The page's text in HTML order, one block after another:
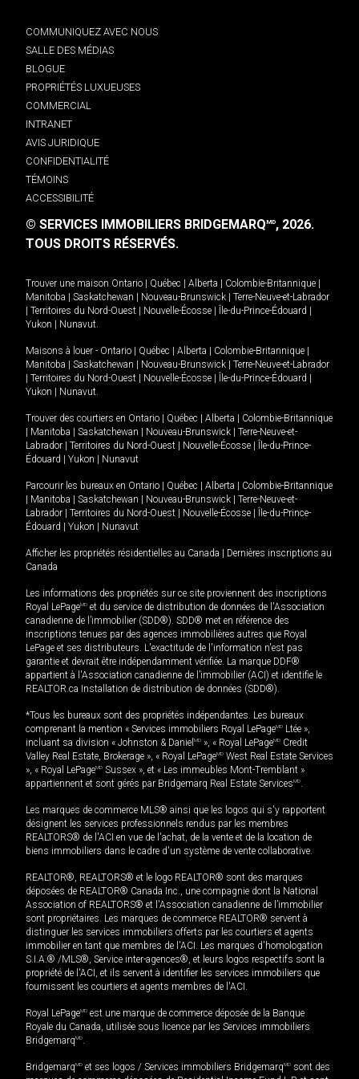
COMMUNIQUEZ AVEC NOUS
SALLE DES MÉDIAS
BLOGUE
PROPRIÉTÉS LUXUEUSES
COMMERCIAL
INTRANET
AVIS JURIDIQUE
CONFIDENTIALITÉ
TÉMOINS
ACCESSIBILITÉ
© SERVICES IMMOBILIERS BRIDGEMARQMD, 2026.
TOUS DROITS RÉSERVÉS.
Trouver une maison Ontario Québec Alberta Colombie-Britannique
Manitoba
Saskatchewan Nouveau-Brunswick
Terre-Neuve-et-Labrador
Territoires du Nord-Ouest Nouvelle-Écosse Île-du-Prince-Édouard
Yukon
Nunavut.
Maisons à louer - Ontario Québec Alberta Colombie-Britannique
Manitoba
Saskatchewan Nouveau-Brunswick
Terre-Neuve-et-Labrador
Territoires du Nord-Ouest Nouvelle-Écosse Île-du-Prince-Édouard
Yukon
Nunavut.
Trouver des courtiers en Ontario Québec Alberta
Colombie-Britannique
Manitoba Saskatchewan Nouveau-Brunswick
Terre-Neuve-et-
Labrador
Territoires du Nord-Ouest Nouvelle-Écosse
Île-du-Prince-
Édouard
Yukon Nunavut
Parcourir les bureaux en Ontario Québec Alberta
Colombie-Britannique
Manitoba Saskatchewan Nouveau-Brunswick
Terre-Neuve-et-
Labrador
Territoires du Nord-Ouest Nouvelle-Écosse
Île-du-Prince-
Édouard
Yukon Nunavut
Afficher les propriétés résidentielles au Canada
Dernières inscriptions au
Canada
Les informations des propriétés sur ce site proviennent des inscriptions
Royal LePageMD et du service de distribution de données de l'Association
canadienne de l’immobilier (SDD®). SDD® met en référence des
inscriptions tenues par des agences immobilières autres que Royal
LePage et ses distributeurs. L'exactitude de l'information n'est pas
garantie et devrait être indépendamment vérifiée. La marque DDF®
appartient à l'Association canadienne de l’immobilier (ACI) et identifie le
REALTOR.ca Installation de distribution de données (SDD®).
*Tous les bureaux sont des propriétés indépendantes. Les bureaux
comprenant la mention « Services immobiliers Royal LePageMD Ltée »,
incluant sa division « Johnston & Daniel MD », « Royal LePageMD Credit
Valley Real Estate, Brokerage », « Royal LePageMD West Real Estate Services
», « Royal LePageMD Sussex », et « Les immeubles Mont-Tremblant »
appartiennent et sont gérés par Bridgemarq Real Estate ServicesMD.
Les marques de commerce MLS® ainsi que les logos qui s'y rapportent
désignent les services professionnels rendus par les membres
REALTORS® de l'ACI en vue de l'achat, de la vente et de la location de
biens immobiliers dans le cadre d'un système de vente collaborative.
REALTOR®, REALTORS® et le logo REALTOR® sont des marques
déposées de REALTOR® Canada Inc., une compagnie dont la National
Association of REALTORS® et l'Association canadienne de l’immobilier
sont propriétaires. Les marques de commerce REALTOR® servent à
distinguer les services immobiliers offerts par les courtiers et agents
immobilier en tant que membres de l'ACI. Les marques d'homologation
S.I.A.® /MLS®, Service inter-agences®, et leurs logos respectifs sont la
propriété de l'ACI, et ils servent à identifier les services immobiliers que
fournissent les courtiers et agents membres de l'ACI.
Royal LePageMD est une marque de commerce déposée de la Banque
Royale du Canada, utilisée sous licence par les Services immobiliers
BridgemarqMD.
BridgemarqMD et ses logos / Services immobiliers BridgemarqMD sont des